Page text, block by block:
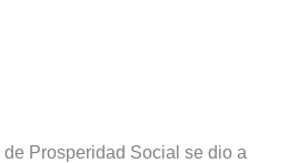
Prosperidad Social se dio a